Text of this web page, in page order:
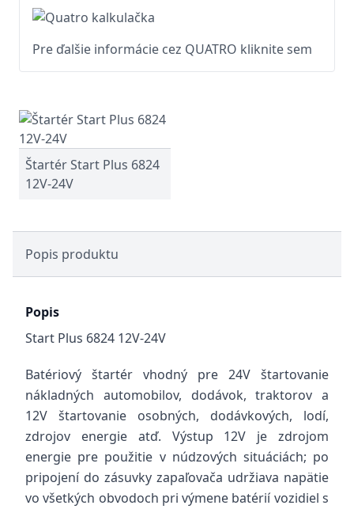
Pre ďalšie informácie cez QUATRO kliknite sem
Štartér Start Plus 6824
12V-24V
Popis produktu
Popis
Start Plus 6824 12V-24V
Batériový štartér vhodný pre 24V štartovanie
nákladných automobilov, dodávok, traktorov a
12V štartovanie osobných, dodávkových, lodí,
zdrojov energie atď. Výstup 12V je zdrojom
energie pre použitie v núdzových situáciách; po
pripojení do zásuvky zapaľovača udržiava napätie
vo všetkých obvodoch pri výmene batérií vozidiel s